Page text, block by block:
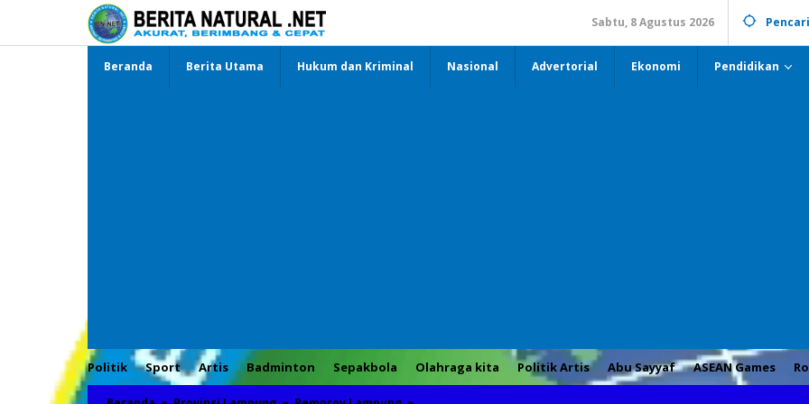
Sabtu, 8 Agustus 2026
Beranda Berita Utama Hukum dan Kriminal Nasional Advertorial Ekonomi Pendidikan
Politik Sport Artis Badminton Sepakbola Olahraga kita Politik Artis Abu Sayyaf ASEAN Games